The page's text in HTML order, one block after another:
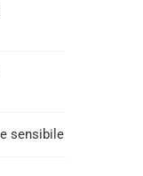
sensibile